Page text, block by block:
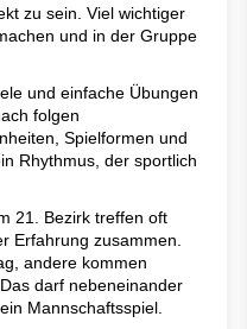
zu sein. Viel wichtiger
und in der Gruppe
und einfache Übungen
folgen
Spielformen und
Rhythmus, der sportlich
21. Bezirk treffen oft
Erfahrung zusammen.
andere kommen
darf nebeneinander
Mannschaftsspiel.